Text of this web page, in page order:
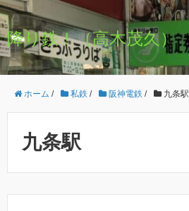
降り鉄！（高木茂久）
ホーム / 私鉄 / 阪神電鉄 / 九条駅
九条駅